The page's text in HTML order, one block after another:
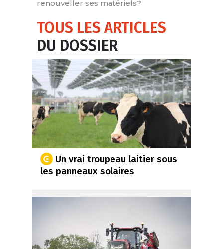
renouveller ses matériels?
TOUS LES ARTICLES
DU DOSSIER
Un vrai troupeau laitier sous
les panneaux solaires